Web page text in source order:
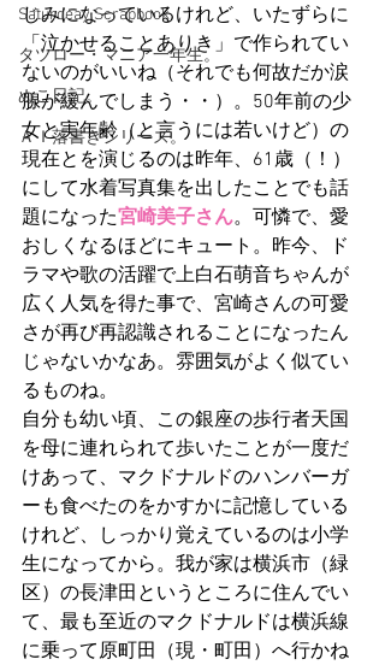
Saturdeay Scrapbook
タツロー・マニア一年生。
ぬこ日記。
ＡＩ落書きシリーズ。
じみになっているけれど、いたずらに
「泣かせることありき」で作られてい
ないのがいいね（それでも何故だか涙
腺が緩んでしまう・・）。50年前の少
女と実年齢（と言うには若いけど）の
現在とを演じるのは昨年、61歳（！）
にして水着写真集を出したことでも話
題になった宮崎美子さん。可憐で、愛
おしくなるほどにキュート。昨今、ド
ラマや歌の活躍で上白石萌音ちゃんが
広く人気を得た事で、宮崎さんの可愛
さが再び再認識されることになったん
じゃないかなあ。雰囲気がよく似てい
るものね。
自分も幼い頃、この銀座の歩行者天国
を母に連れられて歩いたことが一度だ
けあって、マクドナルドのハンバーガ
ーも食べたのをかすかに記憶している
けれど、しっかり覚えているのは小学
生になってから。我が家は横浜市（緑
区）の長津田というところに住んでい
て、最も至近のマクドナルドは横浜線
に乗って原町田（現・町田）へ行かね